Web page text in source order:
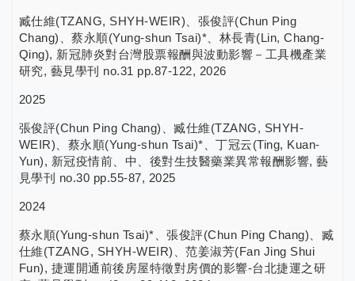
臧仕維(TZANG, SHYH-WEIR)、張俊評(Chun Ping
Chang)、蔡永順(Yung-shun Tsai)*、林長青(Lin, Chang-
Qing), 新冠肺炎對台灣股票報酬與波動影響－工具機產業
研究, 藝見學刊 no.31 pp.87-122, 2026
2025
張俊評(Chun Ping Chang)、臧仕維(TZANG, SHYH-
WEIR)、蔡永順(Yung-shun Tsai)*、丁冠云(Ting, Kuan-
Yun), 新冠疫情前、中、後對生技醫藥業異常報酬影響, 藝
見學刊 no.30 pp.55-87, 2025
2024
蔡永順(Yung-shun Tsai)*、張俊評(Chun Ping Chang)、臧
仕維(TZANG, SHYH-WEIR)、范姜淑芳(Fan Jing Shui
Fun), 捷運開通前後房屋特徵對房價的影響-台北捷運之研